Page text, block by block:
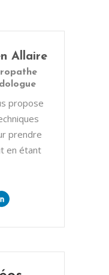
Allaire
propose
prendre
en étant